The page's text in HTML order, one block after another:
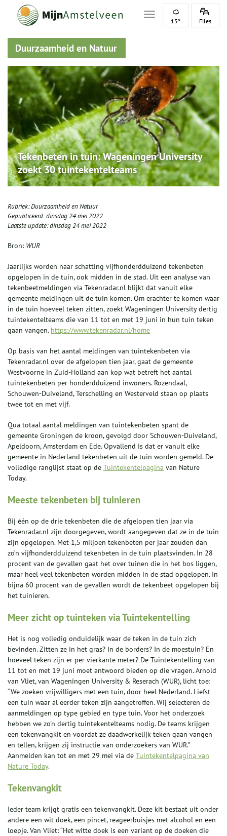
Toggle navigation
15° Files
Duurzaamheid en Natuur
Tekenbeten in tuin: Wageningen University
zoekt 30 tuintekentelteams
Rubriek:Duurzaamheid en Natuur
Gepubliceerd:dinsdag 24 mei 2022
Laatste update:dinsdag 24 mei 2022
Bron: WUR
Jaarlijks worden naar schatting vijfhonderdduizend tekenbeten
opgelopen in de tuin, ook midden in de stad. Uit een analyse van
tekenbeetmeldingen via Tekenradar.nl blijkt dat vanuit elke
gemeente meldingen uit de tuin komen. Om erachter te komen waar
in de tuin hoeveel teken zitten, zoekt Wageningen University dertig
tuintekentelteams die van 11 tot en met 19 juni in hun tuin teken
gaan vangen. https://www.tekenradar.nl/home
Op basis van het aantal meldingen van tuintekenbeten via
Tekenradar.nl over de afgelopen tien jaar, gaat de gemeente
Westvoorne in Zuid-Holland aan kop wat betreft het aantal
tuintekenbeten per honderdduizend inwoners. Rozendaal,
Schouwen-Duiveland, Terschelling en Westerveld staan op plaats
twee tot en met vijf.
Qua totaal aantal meldingen van tuintekenbeten spant de
gemeente Groningen de kroon, gevolgd door Schouwen-Duiveland,
Apeldoorn, Amsterdam en Ede. Opvallend is dat er vanuit elke
gemeente in Nederland tekenbeten uit de tuin worden gemeld. De
volledige ranglijst staat op de Tuintekentelpagina van Nature
Today.
Meeste tekenbeten bij tuinieren
Bij één op de drie tekenbeten die de afgelopen tien jaar via
Tekenradar.nl zijn doorgegeven, wordt aangegeven dat ze in de tuin
zijn opgelopen. Met 1,5 miljoen tekenbeten per jaar zouden dan
zo’n vijfhonderdduizend tekenbeten in de tuin plaatsvinden. In 28
procent van de gevallen gaat het over tuinen die in het bos liggen,
maar heel veel tekenbeten worden midden in de stad opgelopen. In
bijna 60 procent van de gevallen wordt de tekenbeet opgelopen bij
het tuinieren.
Meer zicht op tuinteken via Tuintekentelling
Het is nog volledig onduidelijk waar de teken in de tuin zich
bevinden. Zitten ze in het gras? In de borders? In de moestuin? En
hoeveel teken zijn er per vierkante meter? De Tuintekentelling van
11 tot en met 19 juni moet antwoord bieden op die vragen. Arnold
van Vliet, van Wageningen University & Reserach (WUR), licht toe:
“We zoeken vrijwilligers met een tuin, door heel Nederland. Liefst
een tuin waar al eerder teken zijn aangetroffen. Wij selecteren de
aanmeldingen op type gebied en type tuin. Voor het onderzoek
hebben we zo'n dertig tuintekentelteams nodig. De teams krijgen
een tekenvangkit en voordat ze daadwerkelijk teken gaan vangen
en tellen, krijgen zij instructie van onderzoekers van WUR.”
Aanmelden kan tot en met 29 mei via de Tuintekentelpagina van
Nature Today.
Tekenvangkit
Ieder team krijgt gratis een tekenvangkit. Deze kit bestaat uit onder
andere een wit doek, een pincet, reageerbuisjes met alcohol en een
loepje. Van Vliet: “Het witte doek is een variant op de doeken die